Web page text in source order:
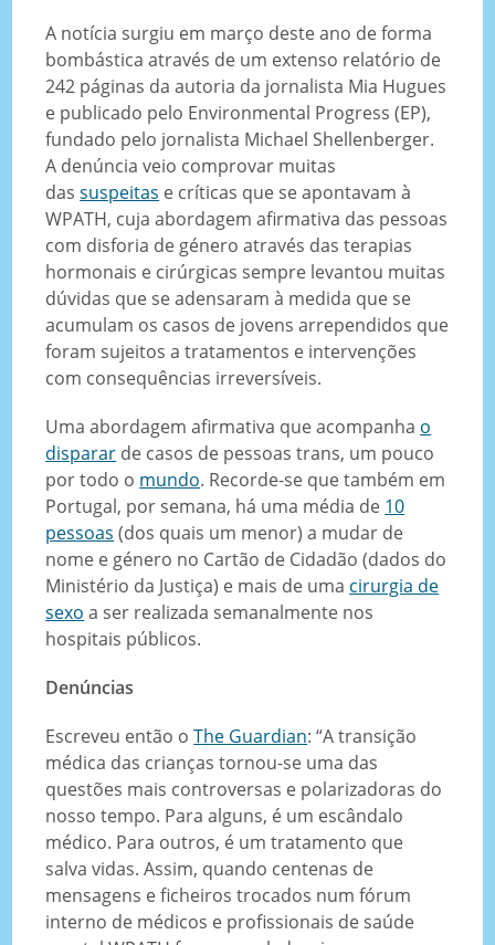
A notícia surgiu em março deste ano de forma
bombástica através de um extenso relatório de
242 páginas da autoria da jornalista Mia Hugues
e publicado pelo Environmental Progress (EP),
fundado pelo jornalista Michael Shellenberger.
A denúncia veio comprovar muitas
dassuspeitas e críticas que se apontavam à
WPATH, cuja abordagem afirmativa das pessoas
com disforia de género através das terapias
hormonais e cirúrgicas sempre levantou muitas
dúvidas que se adensaram à medida que se
acumulam os casos de jovens arrependidos que
foram sujeitos a tratamentos e intervenções
com consequências irreversíveis.
Uma abordagem afirmativa que acompanha o
disparar de casos de pessoas trans, um pouco
por todo o mundo. Recorde-se que também em
Portugal, por semana, há uma média de 10
pessoas (dos quais um menor) a mudar de
nome e género no Cartão de Cidadão (dados do
Ministério da Justiça) e mais de uma cirurgia de
sexo a ser realizada semanalmente nos
hospitais públicos.
Denúncias
Escreveu então oThe Guardian: “A transição
médica das crianças tornou-se uma das
questões mais controversas e polarizadoras do
nosso tempo. Para alguns, é um escândalo
médico. Para outros, é um tratamento que
salva vidas. Assim, quando centenas de
mensagens e ficheiros trocados num fórum
interno de médicos e profissionais de saúde